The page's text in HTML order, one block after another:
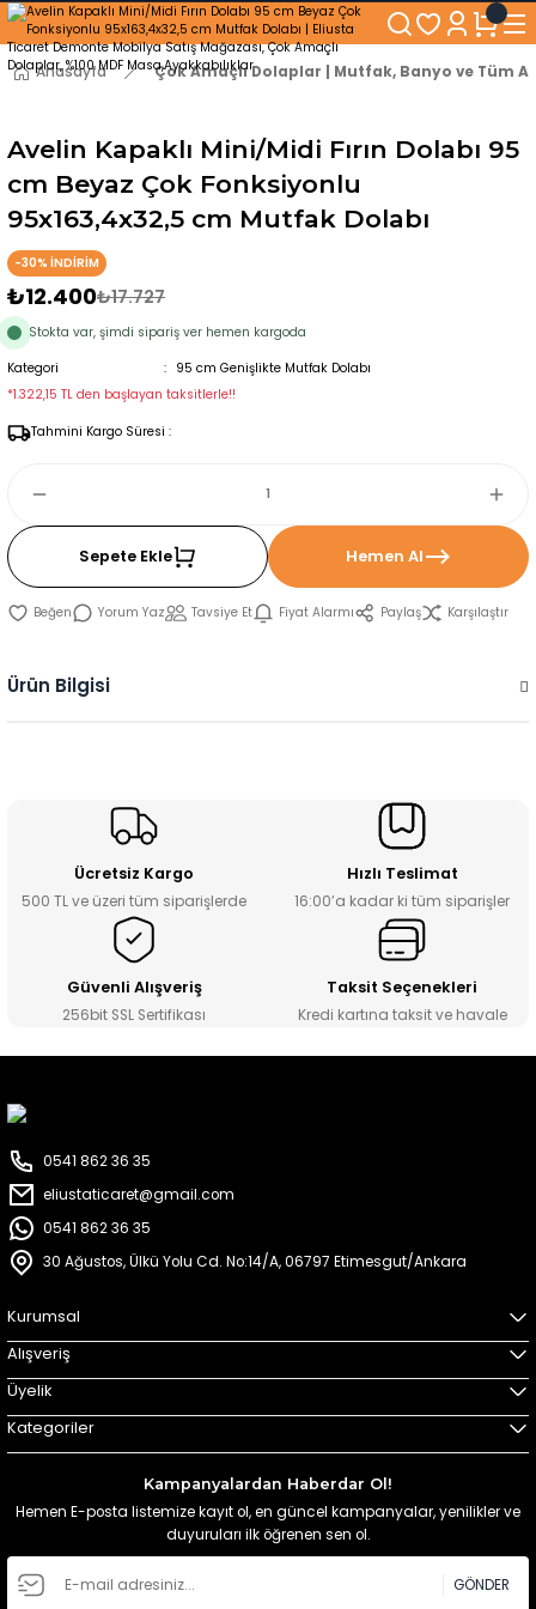
250₺ ve Üzeri Alışverişlerinizde KARGO BEDAVA!
5'er cm Aralıklarla 35 cm'den 100 cm'e kadar Genişliğe Sahip Dolaplar
% 100 Mdf Tekerlekli Masa ile Uzun Ömürlü ve Kolay Kullanım Konforu
Kaliteli hizmet, güvenli alışveriş ve satış sonrası destek
Anasayfa Çok Amaçlı Dolaplar | Mutfak, Banyo ve Tüm
Avelin Kapaklı Mini/Midi Fırın Dolabı 95
cm Beyaz Çok Fonksiyonlu
95x163,4x32,5 cm Mutfak Dolabı
-30% İNDİRİM
₺12.400₺17.727
Stokta var, şimdi sipariş ver hemen kargoda
Kategori
95 cm Genişlikte Mutfak Dolabı
*1.322,15 TL den başlayan taksitlerle!!
Tahmini Kargo Süresi :
Sepete Ekle Hemen Al
Yorum Yaz Tavsiye Et Fiyat Alarmı Paylaş Karşılaştır
Ürün Bilgisi
Ücretsiz Kargo
500 TL ve üzeri tüm siparişlerde
Hızlı Teslimat
16:00’a kadar ki tüm siparişler
Güvenli Alışveriş
256bit SSL Sertifikası
Taksit Seçenekleri
Kredi kartına taksit ve havale
0541 862 36 35
eliustaticaret@gmail.com
0541 862 36 35
30 Ağustos, Ülkü Yolu Cd. No:14/A, 06797 Etimesgut/Ankara
Kurumsal
Alışveriş
Üyelik
Kategoriler
Kampanyalardan Haberdar Ol!
Hemen E-posta listemize kayıt ol, en güncel kampanyalar, yenilikler ve
duyuruları ilk öğrenen sen ol.
GÖNDER